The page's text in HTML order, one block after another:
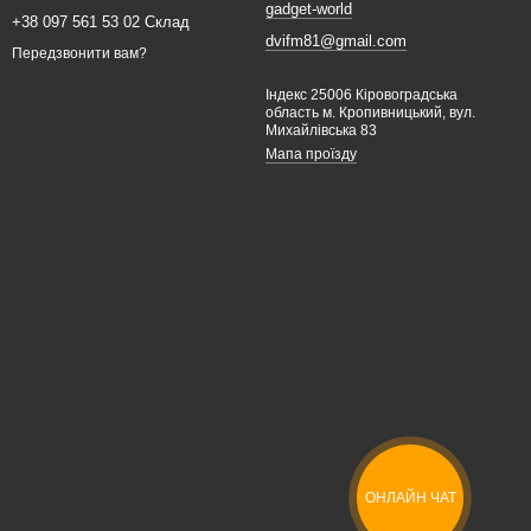
+38 097 561 53 02 Склад
Передзвонити вам?
gadget-world
dvifm81@gmail.com
Індекс 25006 Кіровоградська
область м. Кропивницький, вул.
Михайлівська 83
Мапа проїзду
ОНЛАЙН ЧАТ